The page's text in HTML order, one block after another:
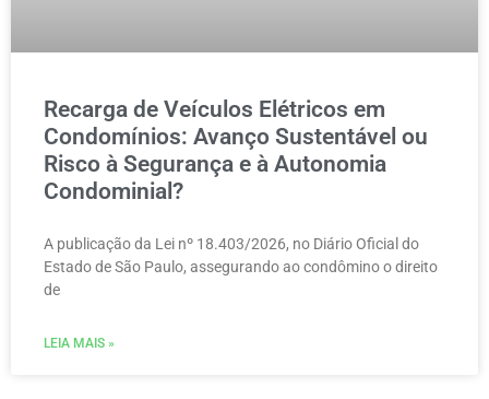
Recarga de Veículos Elétricos em
Condomínios: Avanço Sustentável ou
Risco à Segurança e à Autonomia
Condominial?
A publicação da Lei nº 18.403/2026, no Diário Oficial do
Estado de São Paulo, assegurando ao condômino o direito
de
LEIA MAIS »